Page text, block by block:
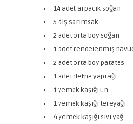
14 adet arpacık soğan
5 diş sarımsak
2 adet orta boy soğan
1 adet rendelenmiş
2 adet orta boy patates
1 adet defne yaprağı
1 yemek kaşığı un
1 yemek kaşığı tereyağı
4 yemek kaşığı sıvı yağ